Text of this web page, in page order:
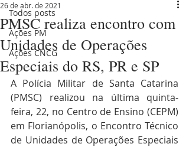
Todos posts
Ações PM
Ações CNCG
PMSC realiza encontro com
Unidades de Operações
Especiais do RS, PR e SP
26 de abr. de 2021
A Polícia Militar de Santa Catarina
(PMSC) realizou na última quinta-
feira, 22, no Centro de Ensino (CEPM)
em Florianópolis, o Encontro Técnico
de Unidades de Operações Especiais